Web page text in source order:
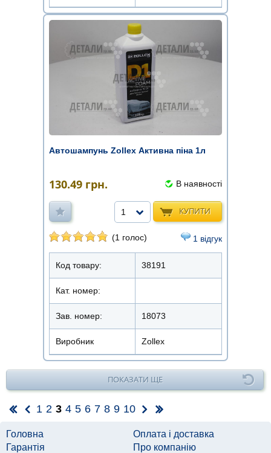
Автошампунь Zollex Активна піна 1л
130.49 грн. В наявності
КУПИТИ
1
(1 голос) 1 відгук
Код товару: 38191
Кат. номер:
Зав. номер: 18073
Виробник Zollex
ПОКАЗАТИ ЩЕ
1 2 3 4 5 6 7 8 9 10
Головна
Оплата і доставка
Гарантія
Про компанію